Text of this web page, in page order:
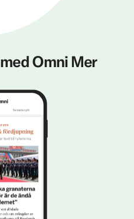
Omni Mer